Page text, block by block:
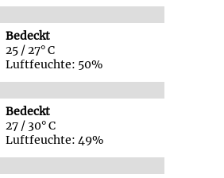
Bedeckt
25 / 27° C
Luftfeuchte: 50%
Bedeckt
27 / 30° C
Luftfeuchte: 49%